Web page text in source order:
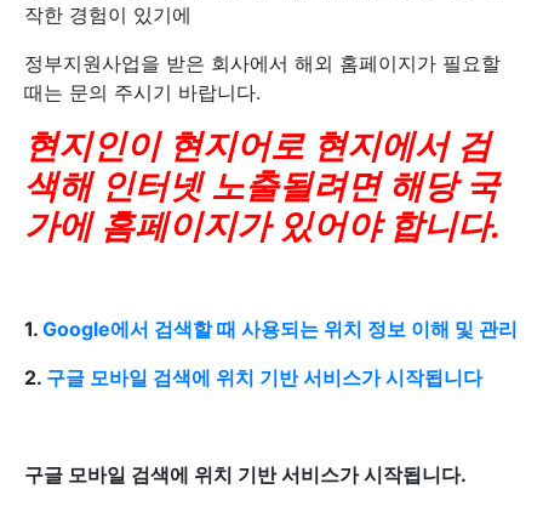
작한 경험이 있기에
정부지원사업을 받은 회사에서 해외 홈페이지가 필요할
때는 문의 주시기 바랍니다.
현지인이 현지어로 현지에서 검
색해 인터넷 노출될려면 해당 국
가에 홈페이지가 있어야 합니다.
1. Google에서 검색할 때 사용되는 위치 정보 이해 및 관리
2. 구글 모바일 검색에 위치 기반 서비스가 시작됩니다
구글 모바일 검색에 위치 기반 서비스가 시작됩니다.